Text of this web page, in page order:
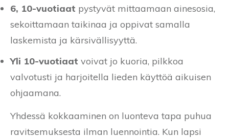
6, 10-vuotiaat pystyvät mittaamaan ainesosia,
sekoittamaan taikinaa ja oppivat samalla
laskemista ja kärsivällisyyttä.
Yli 10-vuotiaat voivat jo kuoria, pilkkoa
valvotusti ja harjoitella lieden käyttöä aikuisen
ohjaamana.
Yhdessä kokkaaminen on luonteva tapa puhua
ravitsemuksesta ilman luennointia. Kun lapsi